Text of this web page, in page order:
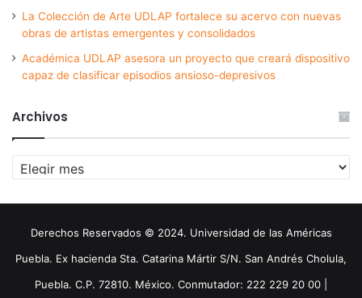
La Colección de Arte UDLAP fortalece su acervo con nuevas
obras de artistas emergentes y consolidados
Académica UDLAP asesora un proyecto que creará dispositivo
capaz de clasificar episodios ansioso-depresivos
Archivos
Archivos
Derechos Reservados © 2024. Universidad de las Américas
Puebla. Ex hacienda Sta. Catarina Mártir S/N. San Andrés Cholula,
Puebla. C.P. 72810. México. Conmutador: 222 229 20 00 |